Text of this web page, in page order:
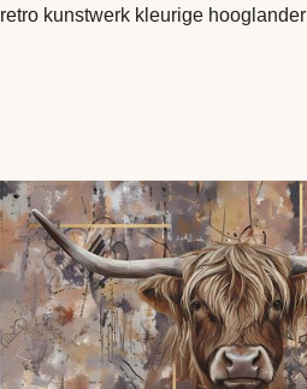
retro kunstwerk kleurige hooglander